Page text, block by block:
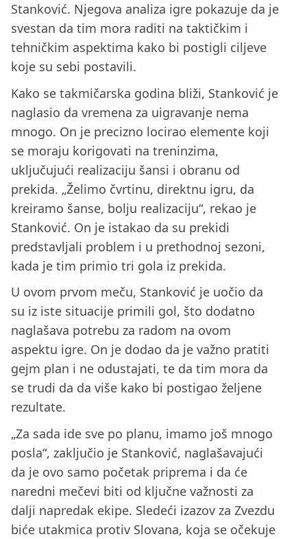
Stanković. Njegova analiza igre pokazuje da je
svestan da tim mora raditi na taktičkim i
tehničkim aspektima kako bi postigli ciljeve
koje su sebi postavili.
Kako se takmičarska godina bliži, Stanković je
naglasio da vremena za uigravanje nema
mnogo. On je precizno locirao elemente koji
se moraju korigovati na treninzima,
uključujući realizaciju šansi i obranu od
prekida. „Želimo čvrtinu, direktnu igru, da
kreiramo šanse, bolju realizaciju“, rekao je
Stanković. On je istakao da su prekidi
predstavljali problem i u prethodnoj sezoni,
kada je tim primio tri gola iz prekida.
U ovom prvom meču, Stanković je uočio da
su iz iste situacije primili gol, što dodatno
naglašava potrebu za radom na ovom
aspektu igre. On je dodao da je važno pratiti
gejm plan i ne odustajati, te da tim mora da
se trudi da da više kako bi postigao željene
rezultate.
„Za sada ide sve po planu, imamo još mnogo
posla“, zaključio je Stanković, naglašavajući
da je ovo samo početak priprema i da će
naredni mečevi biti od ključne važnosti za
dalji napredak ekipe. Sledeći izazov za Zvezdu
biće utakmica protiv Slovana, koja se očekuje